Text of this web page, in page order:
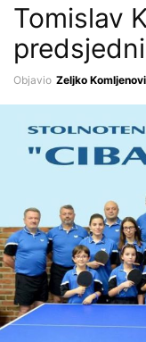
Tomislav
Objavio Zeljko